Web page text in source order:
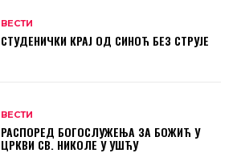
ВЕСТИ
СТУДЕНИЧКИ КРАЈ ОД СИНОЋ БЕЗ СТРУЈЕ
ВЕСТИ
РАСПОРЕД БОГОСЛУЖЕЊА ЗА БОЖИЋ У
ЦРКВИ СВ. НИКОЛЕ У УШЋУ